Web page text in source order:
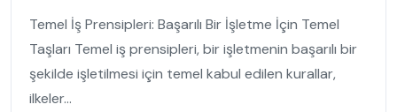
Temel İş Prensipleri: Başarılı Bir İşletme İçin Temel
Taşları Temel iş prensipleri, bir işletmenin başarılı bir
şekilde işletilmesi için temel kabul edilen kurallar,
ilkeler...